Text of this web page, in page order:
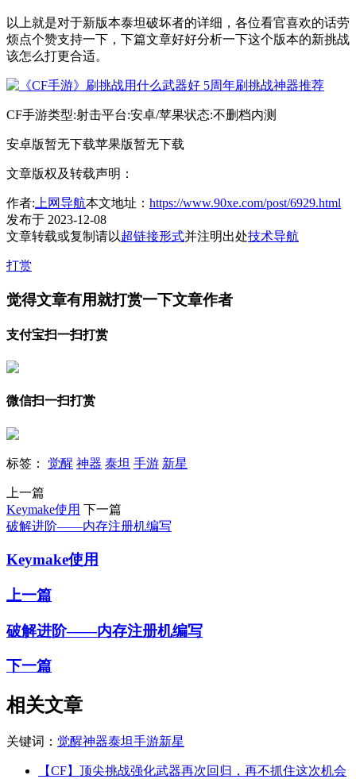
以上就是对于新版本泰坦破坏者的详细，各位看官喜欢的话劳
烦点个赞支持一下，下篇文章好好分析一下这个版本的新挑战
该怎么打更合适。
CF手游类型:射击平台:安卓/苹果状态:不删档内测
安卓版暂无下载苹果版暂无下载
文章版权及转载声明：
作者: 上网导航本文地址： https://www.90xe.com/post/6929.html
发布于 2023-12-08
文章转载或复制请以超链接形式并注明出处技术导航
打赏
觉得文章有用就打赏一下文章作者
支付宝扫一扫打赏
微信扫一扫打赏
标签： 觉醒 神器 泰坦 手游 新星
上一篇
Keymake使用 下一篇
破解进阶——内存注册机编写
Keymake使用
上一篇
破解进阶——内存注册机编写
下一篇
相关文章
关键词： 觉醒神器泰坦手游新星
【CF】顶尖挑战强化武器再次回归，再不抓住这次机会